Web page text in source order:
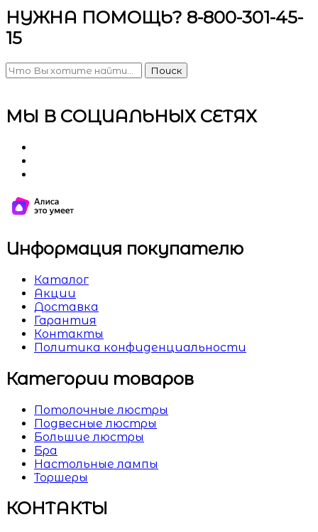
НУЖНА ПОМОЩЬ? 8-800-301-45-
15
Поиск
МЫ В СОЦИАЛЬНЫХ СЕТЯХ
Информация покупателю
Каталог
Акции
Доставка
Гарантия
Контакты
Политика конфиденциальности
Категории товаров
Потолочные люстры
Подвесные люстры
Большие люстры
Бра
Настольные лампы
Торшеры
КОНТАКТЫ